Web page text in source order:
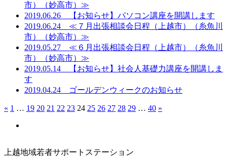
市）（妙高市）≫
2019.06.26
【お知らせ】パソコン講座を開講します
2019.06.24 ≪７月出張相談会日程（上越市）（糸魚川
市）（妙高市）≫
2019.05.27 ≪６月出張相談会日程（上越市）（糸魚川
市）（妙高市）≫
2019.05.14
【お知らせ】社会人基礎力講座を開講しま
す
2019.04.24
ゴールデンウィークのお知らせ
« 1 … 19 20 21 22 23 24 25 26 27 28 29 … 40 »
上越地域若者サポートステーション